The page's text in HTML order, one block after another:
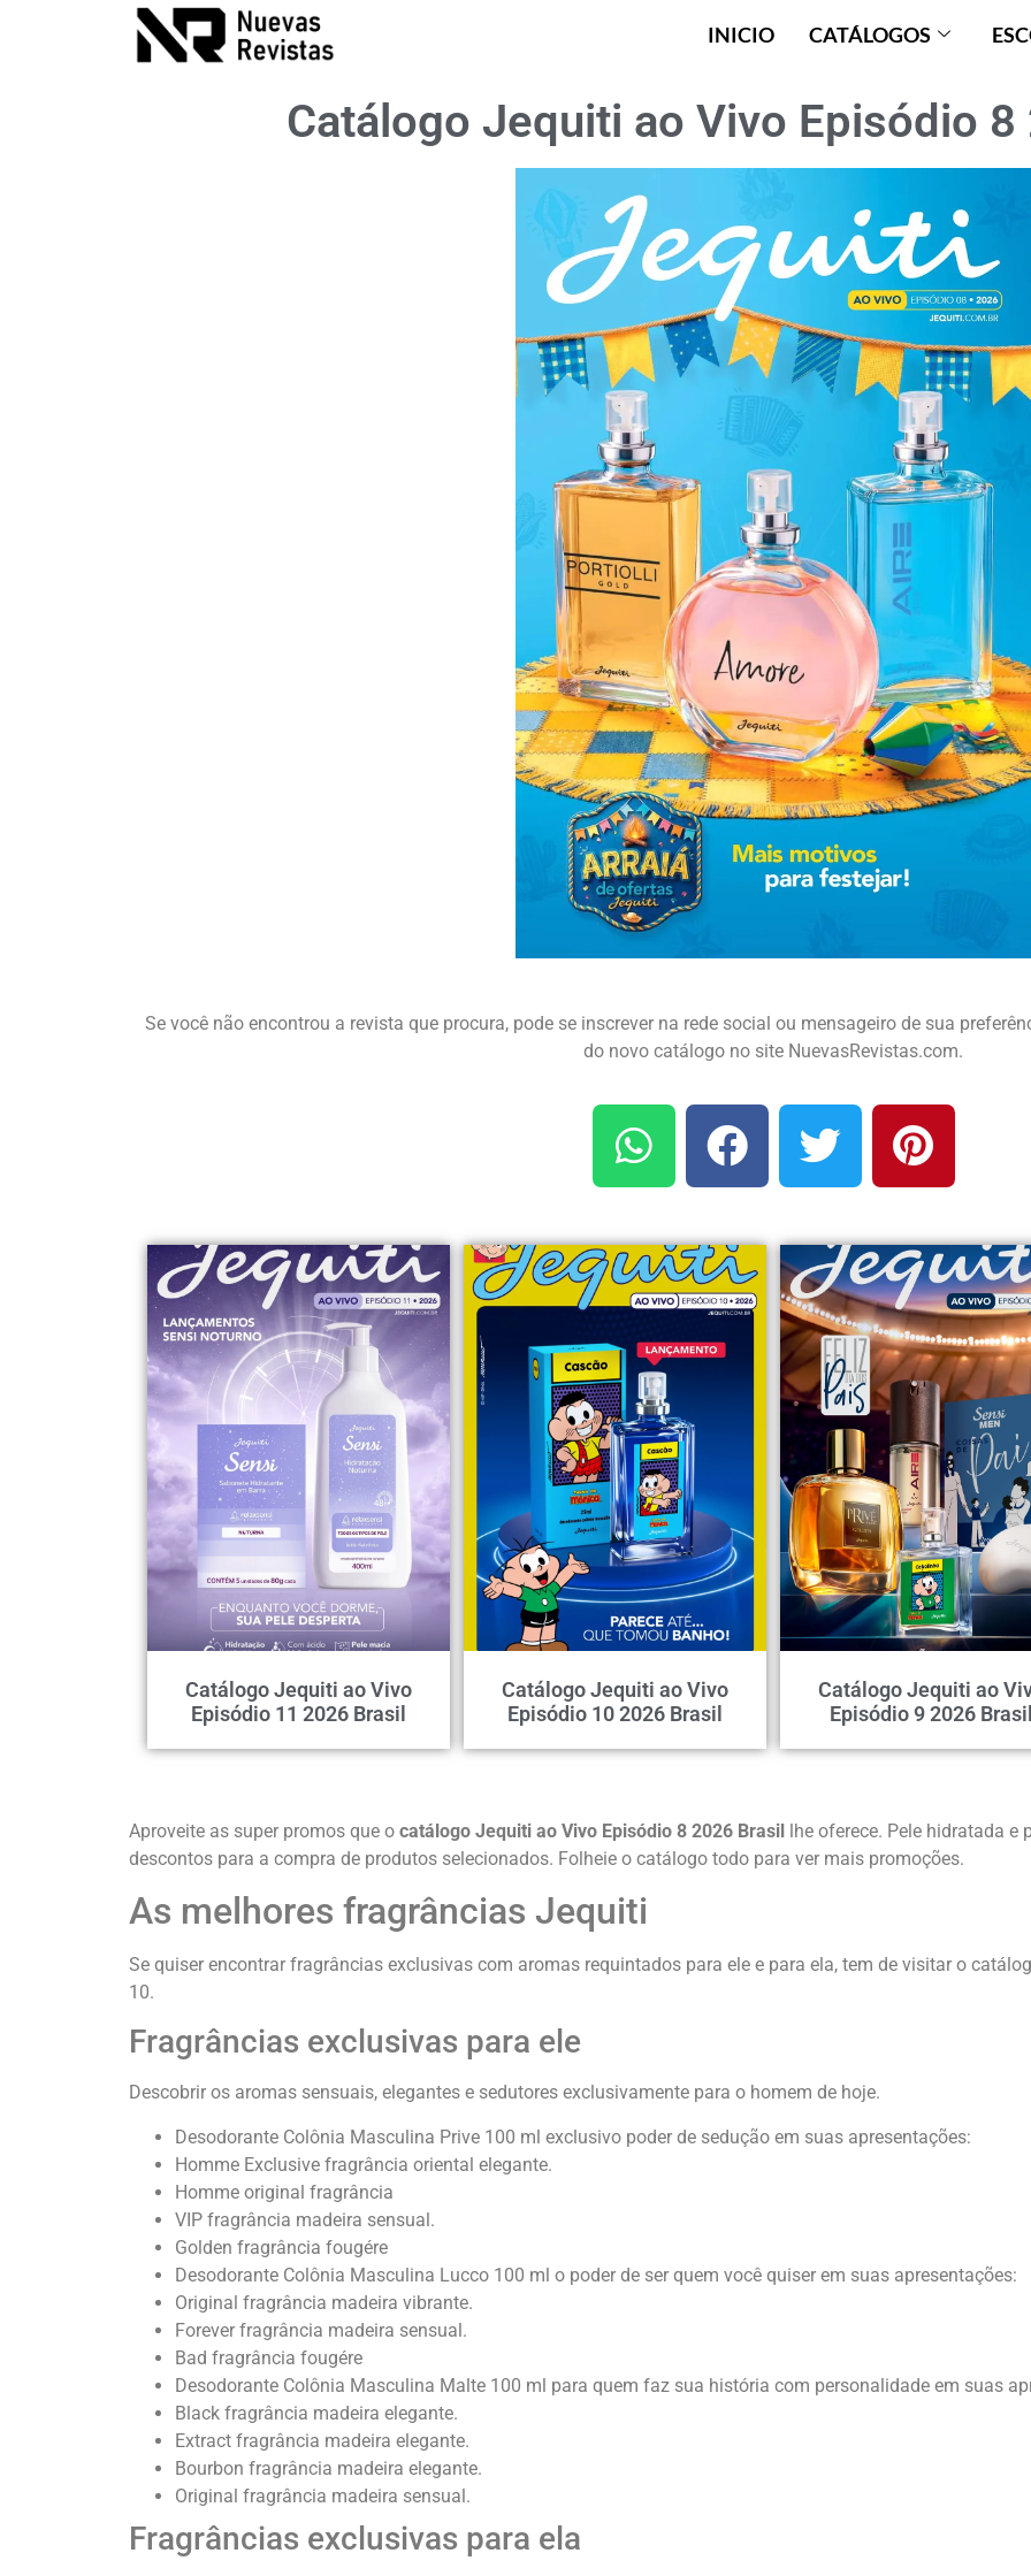
INICIO CATÁLOGOS
Catálogo Jequiti ao Vivo Episódio 8
Se você não encontrou a revista que procura, pode se inscrever na rede social ou mensageiro de sua
do novo catálogo no site NuevasRevistas.com.
Catálogo Jequiti ao Vivo
Episódio 11 2026 Brasil
Catálogo Jequiti ao Vivo
Episódio 10 2026 Brasil
Catálogo Jequiti ao
Episódio 9 2026 Brasil
Aproveite as super promos que o catálogo Jequiti ao Vivo Episódio 8 2026 Brasil lhe oferece. Pele hidratada
descontos para a compra de produtos selecionados. Folheie o catálogo todo para ver mais promoções.
As melhores fragrâncias Jequiti
Se quiser encontrar fragrâncias exclusivas com aromas requintados para ele e para ela, tem de visitar o
10.
Fragrâncias exclusivas para ele
Descobrir os aromas sensuais, elegantes e sedutores exclusivamente para o homem de hoje.
Desodorante Colônia Masculina Prive 100 ml exclusivo poder de sedução em suas apresentações:
Homme Exclusive fragrância oriental elegante.
Homme original fragrância
VIP fragrância madeira sensual.
Golden fragrância fougére
Desodorante Colônia Masculina Lucco 100 ml o poder de ser quem você quiser em suas apresentações:
Original fragrância madeira vibrante.
Forever fragrância madeira sensual.
Bad fragrância fougére
Desodorante Colônia Masculina Malte 100 ml para quem faz sua história com personalidade em suas
Black fragrância madeira elegante.
Extract fragrância madeira elegante.
Bourbon fragrância madeira elegante.
Original fragrância madeira sensual.
Fragrâncias exclusivas para ela